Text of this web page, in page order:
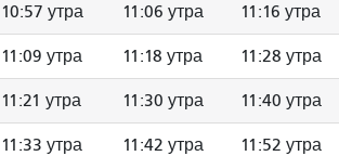
10:57 утра 11:06 утра 11:16 утра
11:09 утра 11:18 утра 11:28 утра
11:21 утра 11:30 утра 11:40 утра
11:33 утра 11:42 утра 11:52 утра